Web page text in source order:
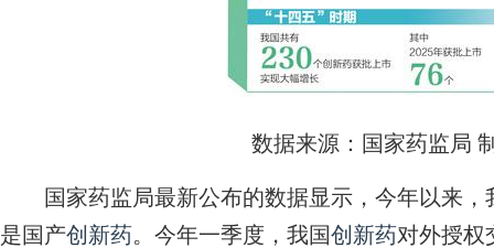
数据来源：国家药监局
国家药监局最新公布的数据显示，今年以来，
是国产创新药。今年一季度，我国创新药对外授权